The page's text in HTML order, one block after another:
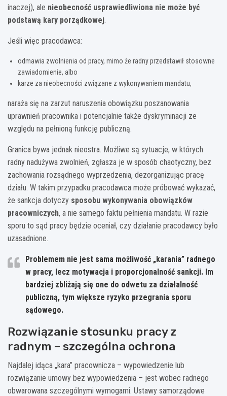
inaczej), ale nieobecność usprawiedliwiona nie może być
podstawą kary porządkowej.
Jeśli więc pracodawca:
odmawia zwolnienia od pracy, mimo że radny przedstawił stosowne
zawiadomienie, albo
karze za nieobecności związane z wykonywaniem mandatu,
naraża się na zarzut naruszenia obowiązku poszanowania
uprawnień pracownika i potencjalnie także dyskryminacji ze
względu na pełnioną funkcję publiczną.
Granica bywa jednak nieostra. Możliwe są sytuacje, w których
radny nadużywa zwolnień, zgłasza je w sposób chaotyczny, bez
zachowania rozsądnego wyprzedzenia, dezorganizując pracę
działu. W takim przypadku pracodawca może próbować wykazać,
że sankcja dotyczy sposobu wykonywania obowiązków
pracowniczych, a nie samego faktu pełnienia mandatu. W razie
sporu to sąd pracy będzie oceniał, czy działanie pracodawcy było
uzasadnione.
Problemem nie jest sama możliwość „karania” radnego
w pracy, lecz motywacja i proporcjonalność sankcji. Im
bardziej zbliżają się one do odwetu za działalność
publiczną, tym większe ryzyko przegrania sporu
sądowego.
Rozwiązanie stosunku pracy z
radnym – szczególna ochrona
Najdalej idąca „kara” pracownicza – wypowiedzenie lub
rozwiązanie umowy bez wypowiedzenia – jest wobec radnego
obwarowana szczególnymi wymogami. Ustawy samorządowe